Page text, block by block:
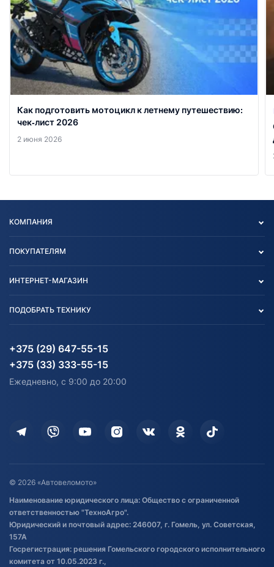
Как подготовить мотоцикл к летнему путешествию:
чек‑лист 2026
2 июня 2026
КОМПАНИЯ
Блог
Карта сайта
ПОКУПАТЕЛЯМ
Согласие на обработку
Информация до получения
согласия на обработку
Доставка
Дополнительные услуги
Оставить отзыв
Договор публичной оферты
Обработка файлов cookie
Постановка транспорта на учет
Обновления в ЭПТС 2024
ИНТЕРНЕТ-МАГАЗИН
Агротехника
Водный транспорт
Электротранспорт
Здоровье
ПОДОБРАТЬ ТЕХНИКУ
Агротехника
Электротранспорт
+375 (29) 647-55-15
+375 (33) 333-55-15
Ежедневно, с 9:00 до 20:00
© 2026 «Автовеломото»
Наименование юридического лица: Общество с ограниченной
ответственностью "ТехноАгро".
Юридический и почтовый адрес: 246007, г. Гомель, ул. Советская,
157А
Госрегистрация: решения Гомельского городского исполнительного
комитета от 10.05.2023 г.,